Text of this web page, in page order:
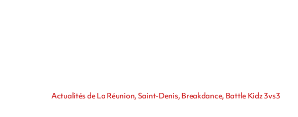
Actualités de La Réunion, Saint-Denis, Breakdance, Battle Kidz 3vs3